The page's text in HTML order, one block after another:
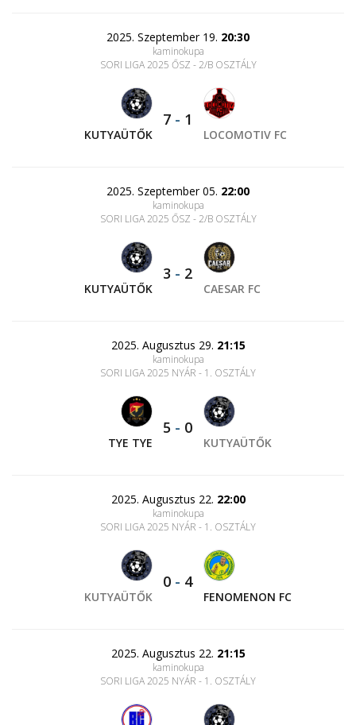
2025. Szeptember 19. 20:30
kaminokupa
SORI LIGA 2025 ŐSZ - 2/B OSZTÁLY
KUTYAÜTŐK
7 - 1
LOCOMOTIV FC
2025. Szeptember 05. 22:00
kaminokupa
SORI LIGA 2025 ŐSZ - 2/B OSZTÁLY
KUTYAÜTŐK
3 - 2
CAESAR FC
2025. Augusztus 29. 21:15
kaminokupa
SORI LIGA 2025 NYÁR - 1. OSZTÁLY
TYE TYE
5 - 0
KUTYAÜTŐK
2025. Augusztus 22. 22:00
kaminokupa
SORI LIGA 2025 NYÁR - 1. OSZTÁLY
KUTYAÜTŐK
0 - 4
FENOMENON FC
2025. Augusztus 22. 21:15
kaminokupa
SORI LIGA 2025 NYÁR - 1. OSZTÁLY